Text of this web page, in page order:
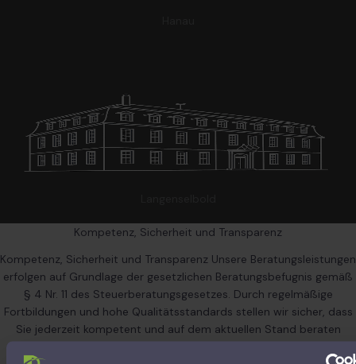
Kompetenz, Sicherheit und Transparenz
Kompetenz, Sicherheit und Transparenz Unsere Beratungsleistungen
erfolgen auf Grundlage der gesetzlichen Beratungsbefugnis gemäß
§ 4 Nr. 11 des Steuerberatungsgesetzes. Durch regelmäßige
Fortbildungen und hohe Qualitätsstandards stellen wir sicher, dass
Sie jederzeit kompetent und auf dem aktuellen Stand beraten